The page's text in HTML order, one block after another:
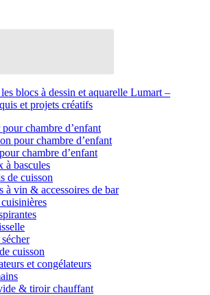
blocs à dessin et aquarelle Lumart –
et projets créatifs
chambre d’enfant
pour chambre d’enfant
chambre d’enfant
à bascules
de cuisson
à vin & accessoires de bar
cuisson
et congélateurs
& tiroir chauffant